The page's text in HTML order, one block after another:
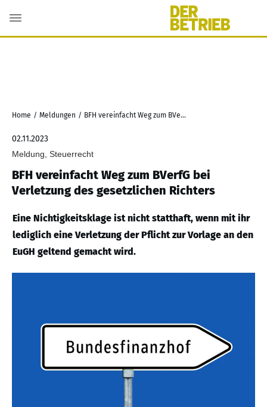
Home / Meldungen / BFH vereinfacht Weg zum BVerfG bei Verletzung des gesetzlichen Richters
02.11.2023
Meldung, Steuerrecht
BFH vereinfacht Weg zum BVerfG bei
Verletzung des gesetzlichen Richters
Eine Nichtigkeitsklage ist nicht statthaft, wenn mit ihr
lediglich eine Verletzung der Pflicht zur Vorlage an den
EuGH geltend gemacht wird.